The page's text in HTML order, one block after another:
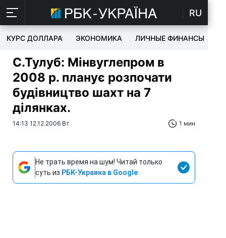
RU
КУРС ДОЛЛАРА ЭКОНОМИКА ЛИЧНЫЕ ФИНАНСЫ
С.Тулуб: Мінвуглепром в
2008 р. планує розпочати
будівництво шахт на 7
ділянках.
14:13 12.12.2006 Вт 1 мин
Не трать время на шум! Читай только
суть из РБК-Украина в Google